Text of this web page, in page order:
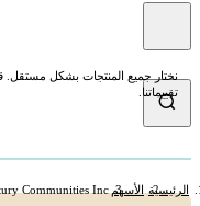
نختار جميع المنتجات بشكل مستقل.
تقييماتنا.
الرئيسية الأسهم Communities Inc